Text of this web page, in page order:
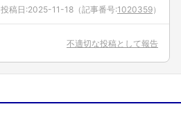
投稿日:2025-11-18 （記事番号:1020359）
不適切な投稿として報告